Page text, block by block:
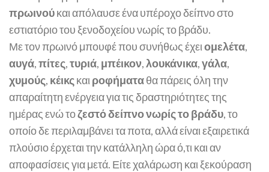
πρωινούκαι απόλαυσε ένα υπέροχο δείπνο στο
εστιατόριο του ξενοδοχείου νωρίς το βράδυ.
Με τον πρωινό μπουφέ που συνήθως έχειομελέτα,
αυγά,πίτες,τυριά, μπέικον,λουκάνικα,γάλα,
χυμούς, κέικςκαι ροφήματαθα πάρεις όλη την
απαραίτητη ενέργεια για τις δραστηριότητες της
ημέρας ενώ τοζεστό δείπνο νωρίς το βράδυ, το
οποίο δε περιλαμβάνει τα ποτα, αλλά είναι εξαιρετικά
πλούσιο έρχεται την κατάλληλη ώρα ό,τι και αν
αποφασίσεις για μετά. Είτε χαλάρωση και ξεκούραση